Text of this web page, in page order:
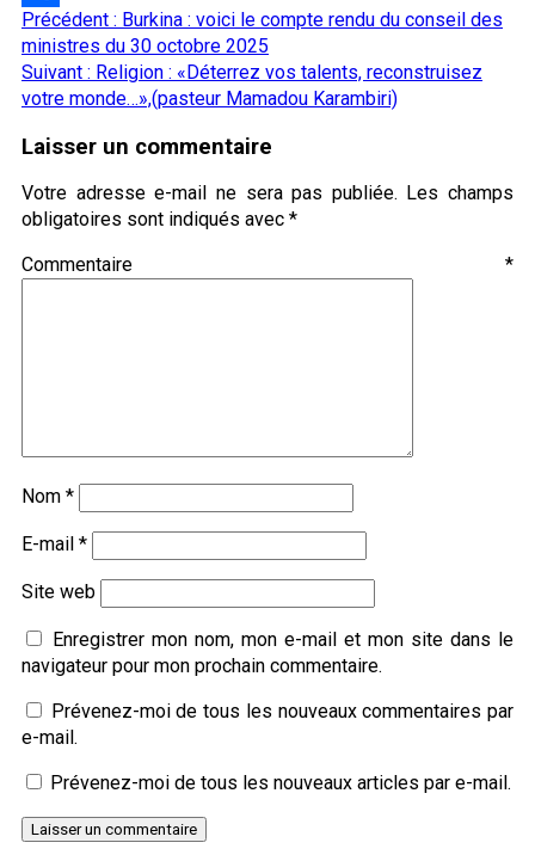
Partager
Navigation
d’article
Précédent : Burkina : voici le compte rendu du conseil des
ministres du 30 octobre 2025
Suivant : Religion : «Déterrez vos talents, reconstruisez
votre monde…»,(pasteur Mamadou Karambiri)
Laisser un commentaire
Votre adresse e-mail ne sera pas publiée. Les champs
obligatoires sont indiqués avec *
Commentaire *
Nom *
E-mail *
Site web
Enregistrer mon nom, mon e-mail et mon site dans le
navigateur pour mon prochain commentaire.
Prévenez-moi de tous les nouveaux commentaires par
e-mail.
Prévenez-moi de tous les nouveaux articles par e-mail.